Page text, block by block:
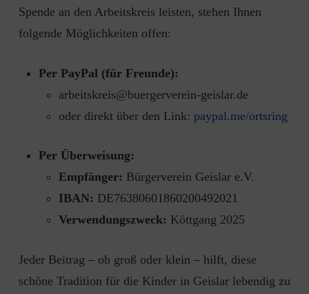
Spende an den Arbeitskreis leisten, stehen Ihnen
folgende Möglichkeiten offen:
Per PayPal (für Freunde):
arbeitskreis@buergerverein-geislar.de
oder direkt über den Link: paypal.me/ortsring
Per Überweisung:
Empfänger: Bürgerverein Geislar e.V.
IBAN: DE76380601860200492021
Verwendungszweck: Köttgang 2025
Jeder Beitrag – ob groß oder klein – hilft, diese
schöne Tradition für die Kinder in Geislar lebendig zu